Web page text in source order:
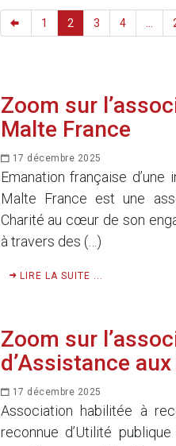
1 2 3 4 ...
Zoom sur
Malte France
17 décembre 2025
Emanation française
Malte France est une
Charité au cœur de son
à travers des (…)
LIRE LA SUITE ...
Zoom sur
d’Assistance
17 décembre 2025
Association habilitée à
reconnue d’Utilité